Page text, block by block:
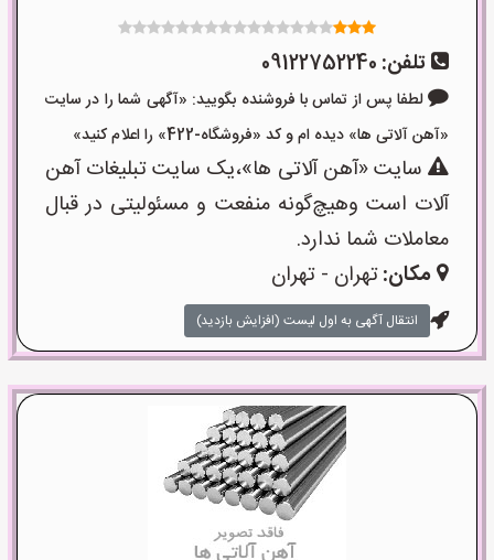
تلفن: 09122752240
لطفا پس از تماس با فروشنده بگویید: «آگهی شما را در سایت
«آهن آلاتی ها» دیده ام و کد «فروشگاه-422» را اعلام کنید»
سایت «آهن آلاتی ها»،یک سایت تبلیغات آهن
آلات است وهیچ‌گونه منفعت و مسئولیتی در قبال
معاملات شما ندارد.
مکان:تهران - تهران
انتقال آگهی به اول لیست (افزایش بازدید)